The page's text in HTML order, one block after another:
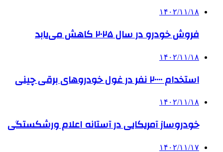
۱۴۰۲/۱۱/۱۸
فروش خودرو در سال ۲۰۲۵ کاهش می‌یابد
۱۴۰۲/۱۱/۱۸
استخدام ۲۰۰۰۰ نفر در غول خودروهای برقی چینی
۱۴۰۲/۱۱/۱۸
خودروساز آمریکایی در آستانه اعلام ورشکستگی
۱۴۰۲/۱۱/۱۷